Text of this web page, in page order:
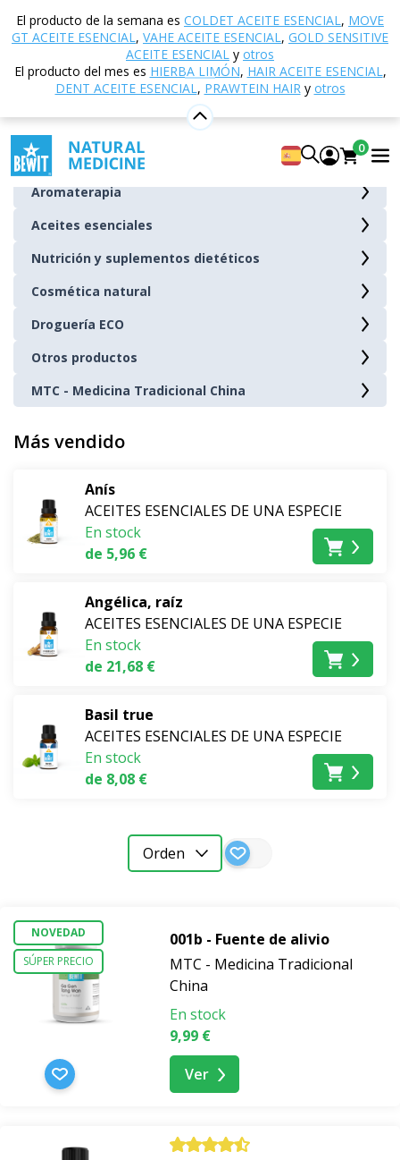
El producto de la semana es COLDET ACEITE ESENCIAL, MOVE
GT ACEITE ESENCIAL, VAHE ACEITE ESENCIAL, GOLD SENSITIVE
ACEITE ESENCIAL y otros
El producto del mes es HIERBA LIMÓN, HAIR ACEITE ESENCIAL,
DENT ACEITE ESENCIAL, PRAWTEIN HAIRy otros
0
Inicio Tienda electrónica
Tienda electrónica
Novedades
Rebajas de verano
Posible apoyo para
Aromaterapia
Aceites esenciales
Nutrición y suplementos dietéticos
Cosmética natural
Droguería ECO
Otros productos
MTC - Medicina Tradicional China
Más vendido
Anís
ACEITES ESENCIALES DE UNA ESPECIE
En stock
de 5,96 €
Angélica, raíz
ACEITES ESENCIALES DE UNA ESPECIE
En stock
de 21,68 €
Basil true
ACEITES ESENCIALES DE UNA ESPECIE
En stock
de 8,08 €
Orden
NOVEDAD
SÚPER PRECIO
001b - Fuente de alivio
MTC - Medicina Tradicional
China
En stock
9,99 €
Ver